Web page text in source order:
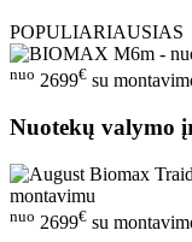
POPULIARIAUSIAS
nuo 2699€ su
Nuotekų valymo
nuo 2699€ su